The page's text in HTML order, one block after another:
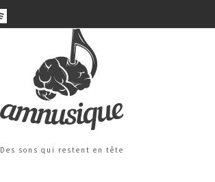
Des sons qui restent en tête